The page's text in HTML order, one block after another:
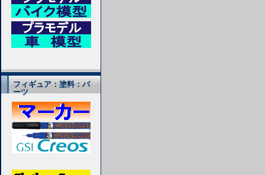
フィギュア：塗料：パ
ーツ